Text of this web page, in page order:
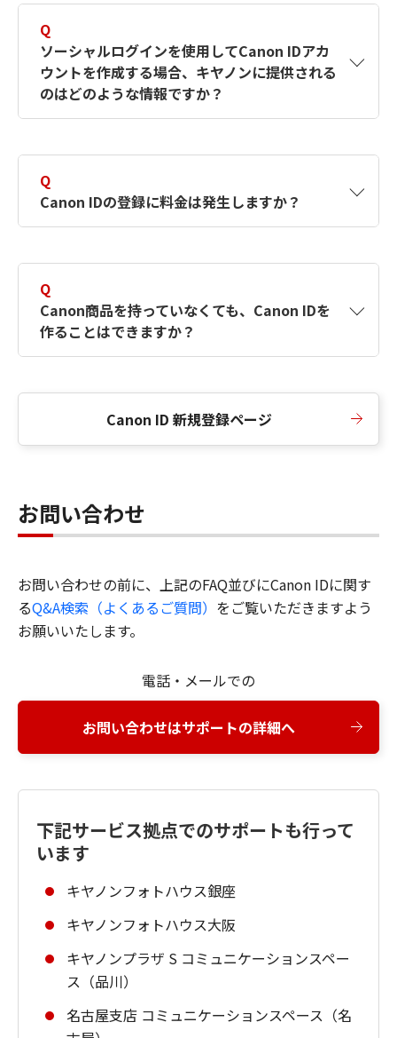
す。詳しい作成方法は【カメラ】Canon IDとは
何ですか？Canon IDの作成方法は？をご確認く
ださい。
Q
ソーシャルログインを使用してCanon IDアカ
ウントを作成する場合、キヤノンに提供される
のはどのような情報ですか？
択したサービスから取得します。アカウントを
簡単に作成できるように、この情報を使用して
Canon IDの登録フォームを入力します。
Q
Canon IDの登録に料金は発生しますか？
Q
Canon商品を持っていなくても、Canon IDを
作ることはできますか？
Canon ID 新規登録ページ
お問い合わせ
お問い合わせの前に、上記のFAQ並びにCanon IDに関す
るQ&A検索（よくあるご質問） をご覧いただきますよう
お願いいたします。
電話・メールでの
お問い合わせはサポートの詳細へ
下記サービス拠点でのサポートも行って
います
キヤノンフォトハウス銀座
キヤノンフォトハウス大阪
キヤノンプラザ S コミュニケーションスペー
ス（品川）
名古屋支店 コミュニケーションスペース（名